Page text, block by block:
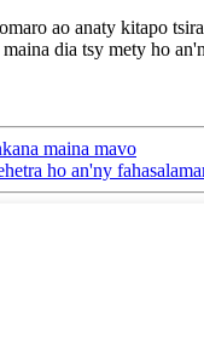
ao anaty kitapo
dia tsy mety ho
maina mavo
ho an'ny